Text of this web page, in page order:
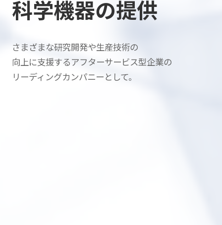
科学機器の提供
さまざまな研究開発や生産技術の
向上に支援するアフターサービス型企業の
リーディングカンパニーとして。